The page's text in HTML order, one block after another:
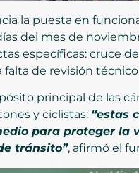
la puesta en
del mes de
específicas: cruce
falta de revisión
principal de las
y ciclistas: “estas
para proteger la
tránsito”, afirmó el